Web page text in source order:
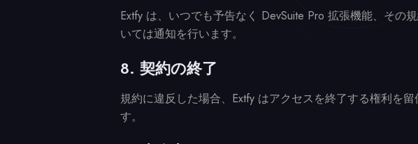
Extfy は、いつでも予告なく DevSuite Pro 拡張機能、そ
いては通知を行います。
8. 契約の終了
規約に違反した場合、Extfy はアクセスを終了する権利を
す。